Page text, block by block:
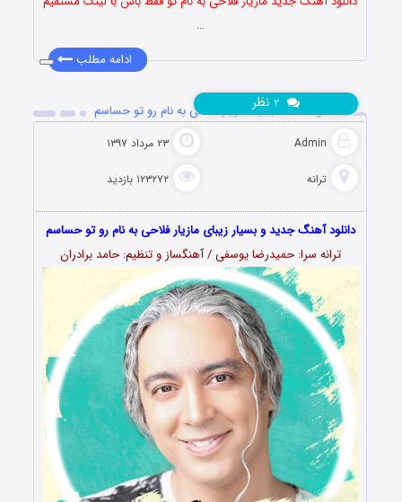
…
ادامه مطلب
دانلود آهنگ جدید مازیار فلاحی به نام رو تو حساسم
Admin ۲۳ مرداد ۱۳۹۷
ترانه ۱۲۳۲۷۲ بازدید
۲ نظر
دانلود آهنگ جدید و بسیار زیبای مازیار فلاحی به نام رو تو حساسم
ترانه سرا: حمیدرضا یوسفی / آهنگساز و تنظیم: حامد برادران